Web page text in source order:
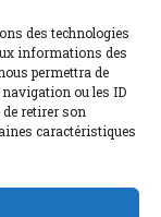
des technologies
informations des
permettra de
ou les ID
retirer son
caractéristiques
vos